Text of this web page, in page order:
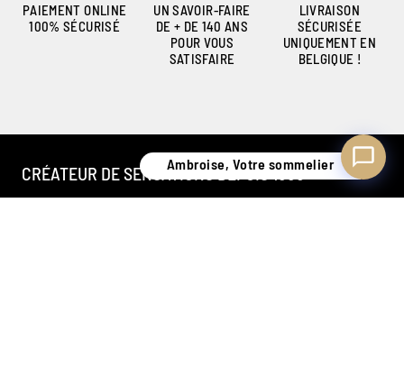
PAIEMENT ONLINE
100% SÉCURISÉ
UN SAVOIR-FAIRE
DE + DE 140 ANS
POUR VOUS
SATISFAIRE
LIVRAISON
SÉCURISÉE
UNIQUEMENT EN
BELGIQUE !
CRÉATEUR DE SENSATIONS DEPUIS 1886
Ambroise, Votre sommelier